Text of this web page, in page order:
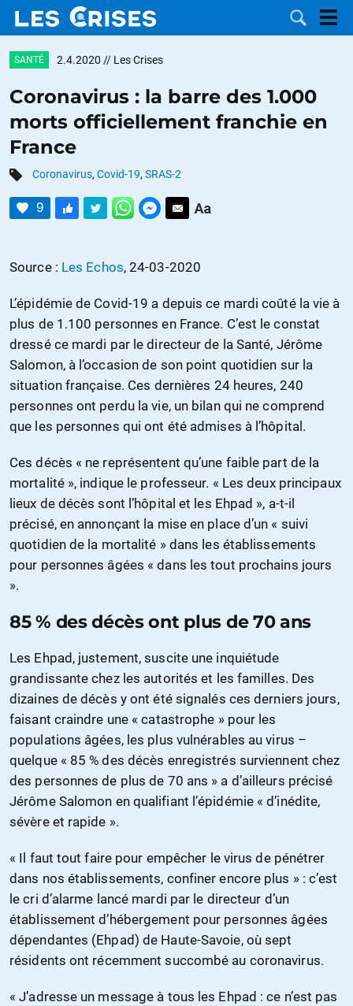
DOSSIERS
CATÉGORIES
MOTS CLÉS
DON
SANTÉ 2.4.2020 // Les Crises
Coronavirus : la barre des 1.000
morts officiellement franchie en
France
Coronavirus, Covid-19, SRAS-2
9
Source : Les Echos, 24-03-2020
L’épidémie de Covid-19 a depuis ce mardi coûté la vie à
plus de 1.100 personnes en France. C’est le constat
dressé ce mardi par le directeur de la Santé, Jérôme
Salomon, à l’occasion de son point quotidien sur la
situation française. Ces dernières 24 heures, 240
personnes ont perdu la vie, un bilan qui ne comprend
que les personnes qui ont été admises à l’hôpital.
Ces décès « ne représentent qu’une faible part de la
mortalité », indique le professeur. « Les deux principaux
lieux de décès sont l’hôpital et les Ehpad », a-t-il
précisé, en annonçant la mise en place d’un « suivi
quotidien de la mortalité » dans les établissements
pour personnes âgées « dans les tout prochains jours
».
85 % des décès ont plus de 70 ans
Les Ehpad, justement, suscite une inquiétude
grandissante chez les autorités et les familles. Des
dizaines de décès y ont été signalés ces derniers jours,
faisant craindre une « catastrophe » pour les
populations âgées, les plus vulnérables au virus –
quelque « 85 % des décès enregistrés surviennent chez
des personnes de plus de 70 ans » a d’ailleurs précisé
Jérôme Salomon en qualifiant l’épidémie « d’inédite,
sévère et rapide ».
« Il faut tout faire pour empêcher le virus de pénétrer
dans nos établissements, confiner encore plus » : c’est
le cri d’alarme lancé mardi par le directeur d’un
établissement d’hébergement pour personnes âgées
dépendantes (Ehpad) de Haute-Savoie, où sept
résidents ont récemment succombé au coronavirus.
« J’adresse un message à tous les Ehpad : ce n’est pas